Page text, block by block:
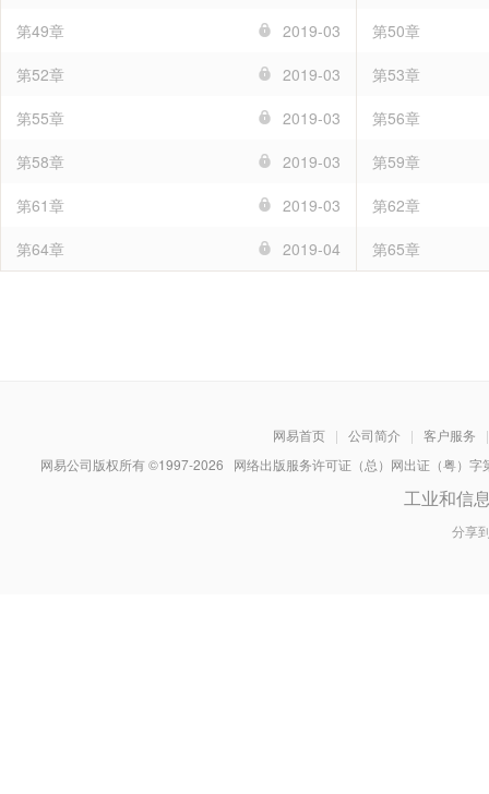
第49章
2019-03
第50章
第52章
2019-03
第53章
第55章
2019-03
第56章
第58章
2019-03
第59章
第61章
2019-03
第62章
第64章
2019-04 第65章
网易首页 | 公司简介 | 客户服务
|
网易公司版权所有 ©1997-2026 网络出版服务许可证（总）网出证（粤）
工业和信
分享